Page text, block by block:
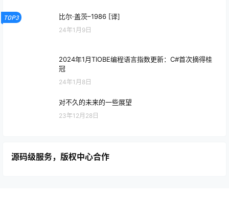
TOP3 比尔·盖茨–1986 [译]
24年1月9日
2024年1月TIOBE编程语言指数更新：C#首次摘得桂
冠
24年1月8日
对不久的未来的一些展望
23年12月28日
源码级服务，版权中心合作